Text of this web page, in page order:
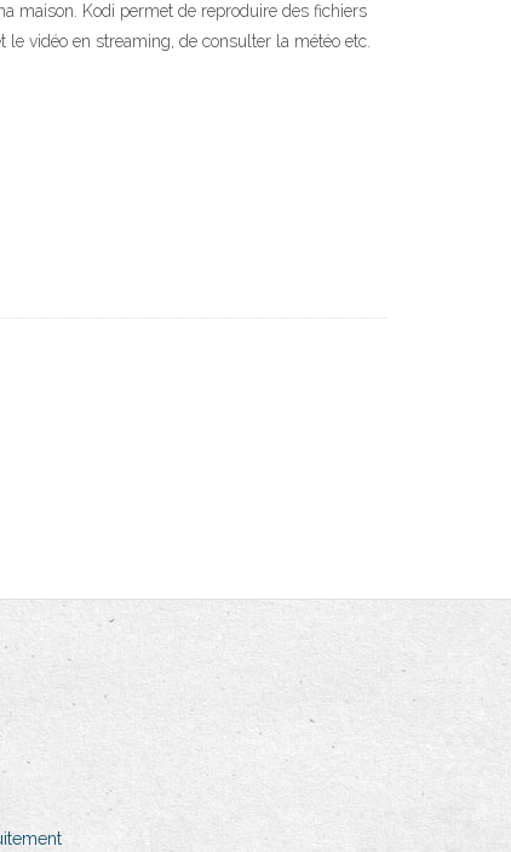
maison. Kodi permet de reproduire des fichiers
vidéo en streaming, de consulter la météo etc.